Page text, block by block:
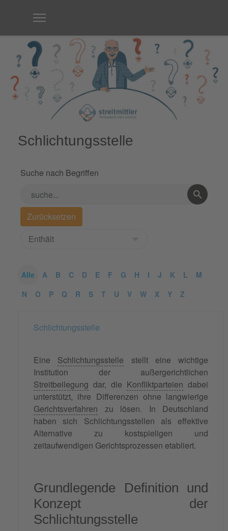
Schlichtungsstelle
Suche nach Begriffen
Alle A B C D E F G H I J K L
M
N
O P Q R S T U V W X Y Z
Schlichtungsstelle
Eine Schlichtungsstelle stellt eine wichtige
Institution der außergerichtlichen
Streitbeilegung dar, die Konfliktparteien dabei
unterstützt, ihre Differenzen ohne langwierige
Gerichtsverfahren zu lösen. In Deutschland
haben sich Schlichtungsstellen als effektive
Alternative zu kostspieligen und
zeitaufwendigen Gerichtsprozessen etabliert.
Grundlegende Definition und
Konzept der
Schlichtungsstelle